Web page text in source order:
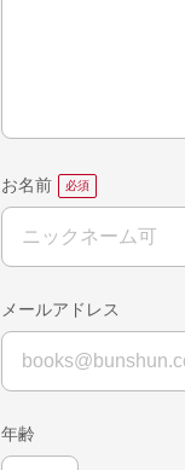
お名前
メールアドレス
年齢